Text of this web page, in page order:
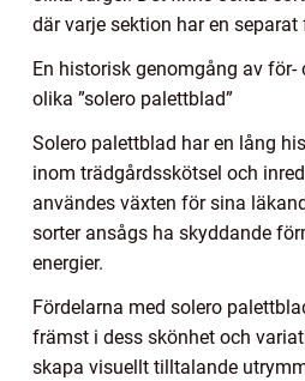
där varje sektion har en separat
En historisk genomgång av för-
olika ”solero palettblad”
Solero palettblad har en lång
inom trädgårdsskötsel och
användes växten för sina
sorter ansågs ha skyddande
energier.
Fördelarna med solero
främst i dess skönhet och
skapa visuellt tilltalande